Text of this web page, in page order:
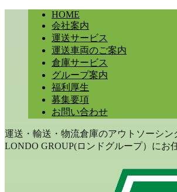
HOME
会社案内
運送サービス
運送車両のご案内
倉庫サービス
グループ案内
福利厚生
募集要項
お問い合わせ
運送・輸送・物流倉庫のアウトソーシン
LONDO GROUP(ロンドグループ）にお